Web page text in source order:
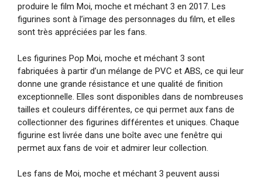
produire le film Moi, moche et méchant 3 en 2017. Les
figurines sont à l’image des personnages du film, et elles
sont très appréciées par les fans.
Les figurines Pop Moi, moche et méchant 3 sont
fabriquées à partir d’un mélange de PVC et ABS, ce qui leur
donne une grande résistance et une qualité de finition
exceptionnelle. Elles sont disponibles dans de nombreuses
tailles et couleurs différentes, ce qui permet aux fans de
collectionner des figurines différentes et uniques. Chaque
figurine est livrée dans une boîte avec une fenêtre qui
permet aux fans de voir et admirer leur collection.
Les fans de Moi, moche et méchant 3 peuvent aussi